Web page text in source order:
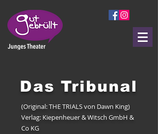
Das Tribunal
(Original: THE TRIALS von Dawn King)
Verlag: Kiepenheuer & Witsch GmbH &
Co KG